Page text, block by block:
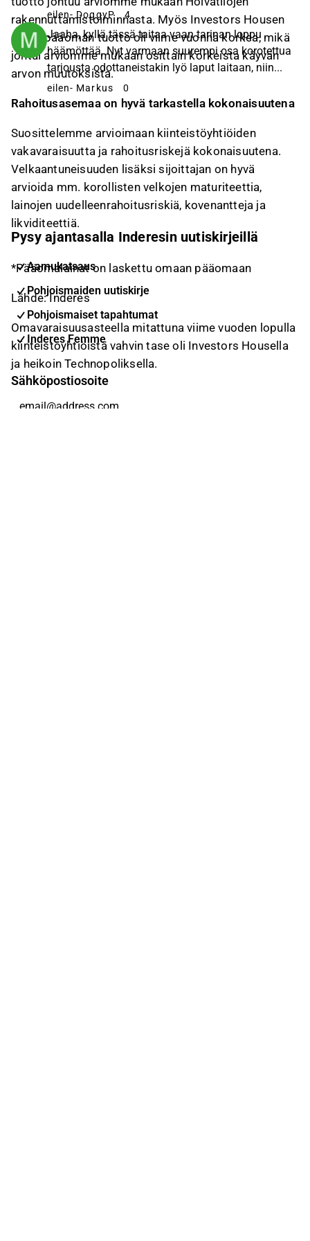
rakennuttamistoiminnasta. Myös Investors Housen
oman pääoman tuotto oli viime vuonna korkea, mikä
johtui arviomme mukaan osittain korkeista käyvän
arvon muutoksista.
Rahoitusasemaa on hyvä tarkastella kokonaisuutena
Suosittelemme arvioimaan kiinteistöyhtiöiden
vakavaraisuutta ja rahoitusriskejä kokonaisuutena.
Velkaantuneisuuden lisäksi sijoittajan on hyvä
arvioida mm. korollisten velkojen maturiteettia,
lainojen uudelleenrahoitusriskiä, kovenantteja ja
likviditeettiä.
*Pääomalainat on laskettu omaan pääomaan
Lähde: Inderes
Omavaraisuusasteella mitattuna viime vuoden lopulla
kiinteistöyhtiöistä vahvin tase oli Investors Housella
ja heikoin Technopoliksella.
eilen- DoggyP 4
Jaaha, kyllä tässä taitaa vaan tarinan loppu
häämöttää. Nyt varmaan suurempi osa korotettua
tarjousta odottaneistakin lyö laput laitaan, niin...
eilen- Markus 0
Pysy ajantasalla Inderesin uutiskirjeillä
Aamukatsaus
Pohjoismaiden uutiskirje
Pohjoismaiset tapahtumat
Inderes Femme
Sähköpostiosoite